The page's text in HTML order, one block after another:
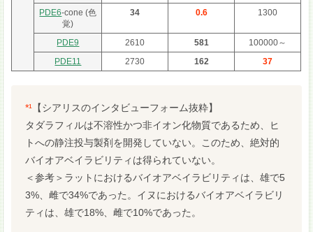
PDE6-cone (色
覚)
34 0.6 1300
PDE9 2610 581
100000～
PDE11
2730 162 37
*¹ 【シアリスのインタビューフォーム抜粋】
タダラフィルは不溶性かつ非イオン化物質であるため、ヒ
トへの静注投与製剤を開発していない。このため、絶対的
バイオアベイラビリティは得られていない。
＜参考＞ラットにおけるバイオアベイラビリティは、雄で5
3%、雌で34%であった。イヌにおけるバイオアベイラビリ
ティは、雄で18%、雌で10%であった。